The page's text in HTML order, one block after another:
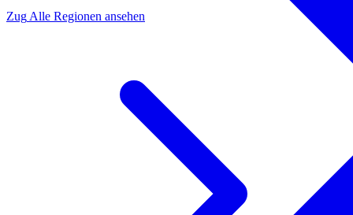
Zug Alle Regionen ansehen